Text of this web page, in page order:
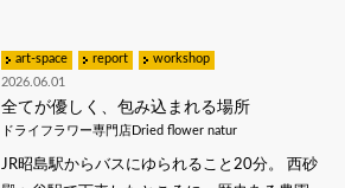
art-space report
workshop
2026.06.01
全てが優しく、包み込まれる場所
ドライフラワー専門店Dried flower natur
JR昭島駅からバスにゆられること20分。 西砂